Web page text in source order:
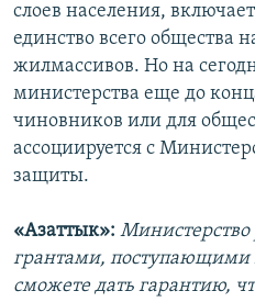
слоев населения,
единство всего общества
жилмассивов. Но на
министерства еще до
чиновников или для
ассоциируется с
защиты.
«Азаттык»: Министерство
грантами, поступающими
сможете дать гарантию,